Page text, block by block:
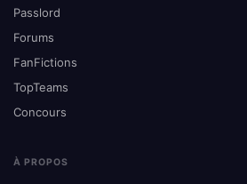
Passlord
Forums
FanFictions
TopTeams
Concours
À PROPOS